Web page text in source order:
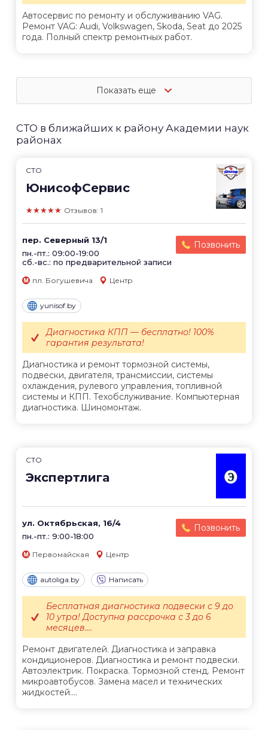
Автосервис по ремонту и обслуживанию VAG.
Ремонт VAG: Audi, Volkswagen, Skoda, Seat до 2025
года. Полный спектр ремонтных работ.
Показать еще
СТО в ближайших к району Академии наук
районах
СТО
ЮнисофСервис
★★★★★ Отзывов: 1
пер. Северный 13/1
пн.-пт.: 09:00-19:00
сб.-вс.: по предварительной записи
Позвонить
пл. Богушевича Центр
yunisof.by
Диагностика и ремонт тормозной системы,
подвески, двигателя, трансмиссии, системы
охлаждения, рулевого управления, топливной
системы и КПП. Техобслуживание. Компьютерная
диагностика. Шиномонтаж.
Диагностика КПП — бесплатно! 100%
гарантия результата!
СТО
Экспертлига
ул. Октябрьская, 16/4
пн.-пт.: 9:00-18:00
Позвонить
Первомайская Центр
autoliga.by Написать
Ремонт двигателей. Диагностика и заправка
кондиционеров. Диагностика и ремонт подвески.
Автоэлектрик. Покраска. Тормозной стенд. Ремонт
микроавтобусов. Замена масел и технических
жидкостей....
Бесплатная диагностика подвески с 9 до
10 утра! Доступна рассрочка с 3 до 6
месяцев....